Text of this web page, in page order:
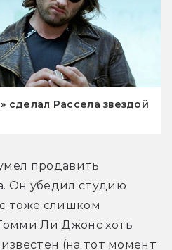
сделал Рассела звездой
продавить
Он убедил студию
тоже слишком
Ли Джонс хоть
(на тот момент